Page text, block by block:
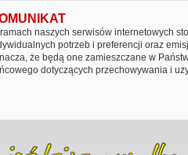
naszych serwisów internetowych
potrzeb i preferencji oraz
że będą one zamieszczane w
dotyczących przechowywania i